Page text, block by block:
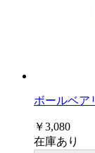
ボールベア
￥3,080
在庫あり